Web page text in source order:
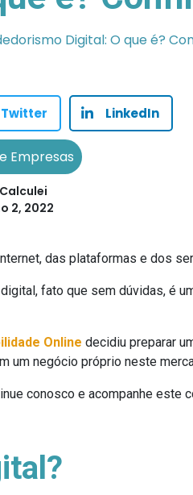
Digital: O que é?
Twitter LinkedIn
Empresas
2, 2022
das plataformas e dos
fato que sem dúvidas, é
Online decidiu preparar
um negócio próprio neste
conosco e acompanhe este